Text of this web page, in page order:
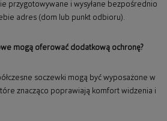
przygotowywane i wysyłane bezpośrednio
adres (dom lub punkt odbioru).
mogą oferować dodatkową ochronę?
soczewki mogą być wyposażone w
znacząco poprawiają komfort widzenia i